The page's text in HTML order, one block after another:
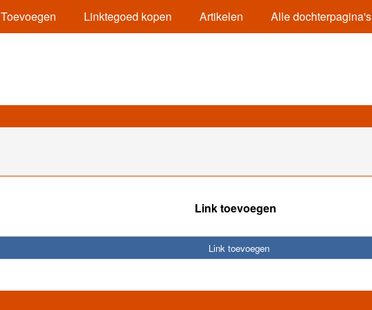
Toevoegen Linktegoed kopen Artikelen Alle dochterpagina's
Link toevoegen
Link toevoegen